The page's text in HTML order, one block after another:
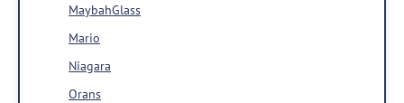
MaybahGlass
Mario
Niagara
Orans